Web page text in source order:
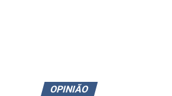
OPINIÃO